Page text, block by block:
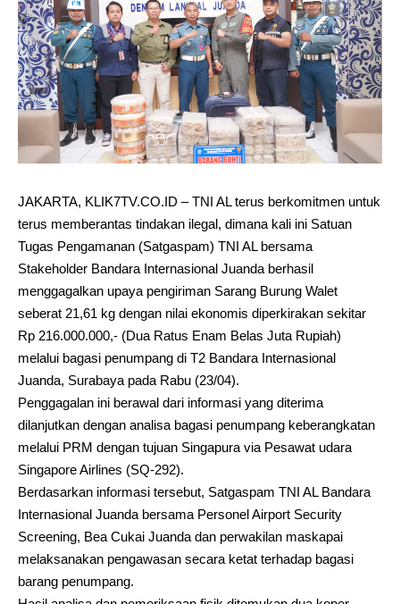
JAKARTA, KLIK7TV.CO.ID – TNI AL terus berkomitmen untuk
terus memberantas tindakan ilegal, dimana kali ini Satuan
Tugas Pengamanan (Satgaspam) TNI AL bersama
Stakeholder Bandara Internasional Juanda berhasil
menggagalkan upaya pengiriman Sarang Burung Walet
seberat 21,61 kg dengan nilai ekonomis diperkirakan sekitar
Rp 216.000.000,- (Dua Ratus Enam Belas Juta Rupiah)
melalui bagasi penumpang di T2 Bandara Internasional
Juanda, Surabaya pada Rabu (23/04).
Penggagalan ini berawal dari informasi yang diterima
dilanjutkan dengan analisa bagasi penumpang keberangkatan
melalui PRM dengan tujuan Singapura via Pesawat udara
Singapore Airlines (SQ-292).
Berdasarkan informasi tersebut, Satgaspam TNI AL Bandara
Internasional Juanda bersama Personel Airport Security
Screening, Bea Cukai Juanda dan perwakilan maskapai
melaksanakan pengawasan secara ketat terhadap bagasi
barang penumpang.